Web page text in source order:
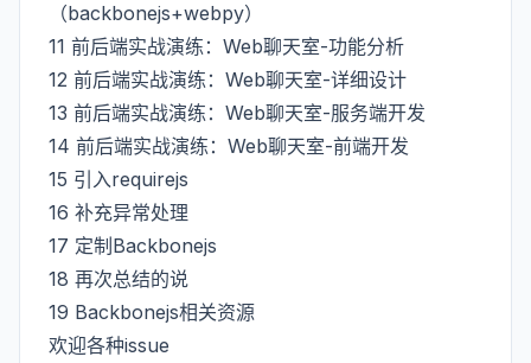
（backbonejs+webpy）
11 前后端实战演练：Web聊天室-功能分析
12 前后端实战演练：Web聊天室-详细设计
13 前后端实战演练：Web聊天室-服务端开发
14 前后端实战演练：Web聊天室-前端开发
15 引入requirejs
16 补充异常处理
17 定制Backbonejs
18 再次总结的说
19 Backbonejs相关资源
欢迎各种issue